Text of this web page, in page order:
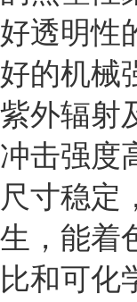
好透明性
好的机械
紫外辐射
冲击强度
尺寸稳定
生，能着
比和可化